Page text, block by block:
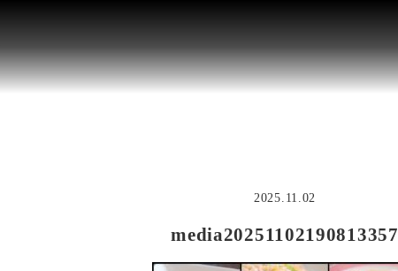
2025.11.02
media20251102190813357